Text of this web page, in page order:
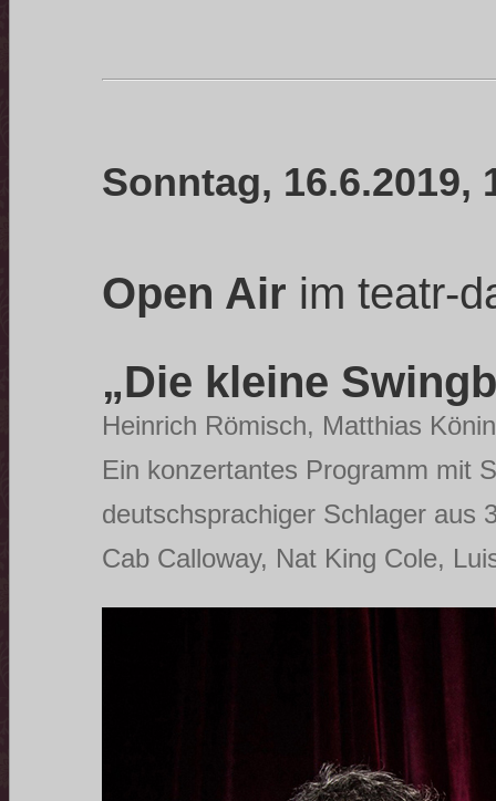
Sonntag, 16.6.2019,
Open Air im teatr-
„Die kleine
Heinrich Römisch, Matthias
Ein konzertantes Programm mit
deutschsprachiger Schlager aus
Cab Calloway, Nat King Cole,